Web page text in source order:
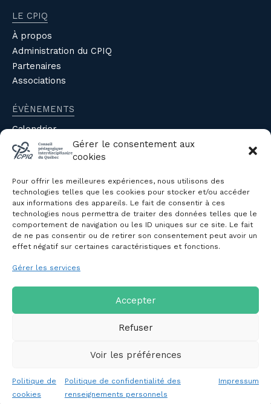
Gérer le consentement aux
cookies
Pour offrir les meilleures expériences, nous utilisons des
technologies telles que les cookies pour stocker et/ou accéder
aux informations des appareils. Le fait de consentir à ces
technologies nous permettra de traiter des données telles que le
comportement de navigation ou les ID uniques sur ce site. Le fait
de ne pas consentir ou de retirer son consentement peut avoir un
effet négatif sur certaines caractéristiques et fonctions.
Gérer les services
Accepter
Refuser
Voir les préférences
Politique de
cookies
Politique de confidentialité des
renseignements personnels
Impressum
LE CPIQ
À propos
Administration du CPIQ
Partenaires
Associations
ÉVÈNEMENTS
Calendrier
Évènements du CPIQ
Revue
Avis et mémoires
Autres publications
NOUS JOINDRE
Politique de confidentialité des
Politique de cookies (CA)
Copyright © 2026 Conseil pédagogique interdisciplinaire du
Québec